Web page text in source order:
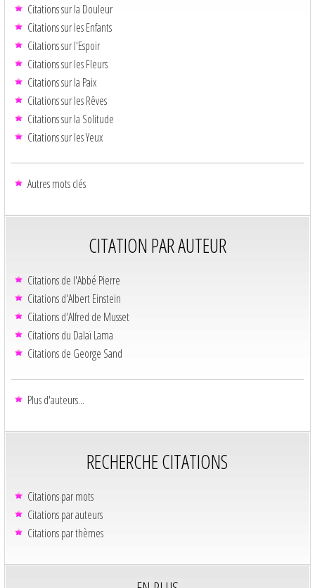
Citations sur la Douleur
Citations sur les Enfants
Citations sur l'Espoir
Citations sur les Fleurs
Citations sur la Paix
Citations sur les Rêves
Citations sur la Solitude
Citations sur les Yeux
Autres mots clés
CITATION PAR AUTEUR
Citations de l'Abbé Pierre
Citations d'Albert Einstein
Citations d'Alfred de Musset
Citations du Dalaï Lama
Citations de George Sand
Plus d'auteurs...
RECHERCHE CITATIONS
Citations par mots
Citations par auteurs
Citations par thèmes